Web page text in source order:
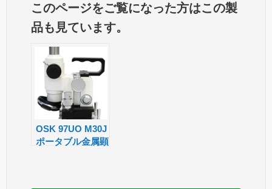
o
gl
e
Tr
a
n
sl
at
ss
a
g
e
ail ail e
a
このページをご覧になった方はこの製
品も見ています。
OSK 97UO M30J
ポータブル金属顕